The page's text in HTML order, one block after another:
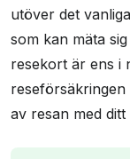
utöver det
som kan mäta
resekort är ens i
av resan med